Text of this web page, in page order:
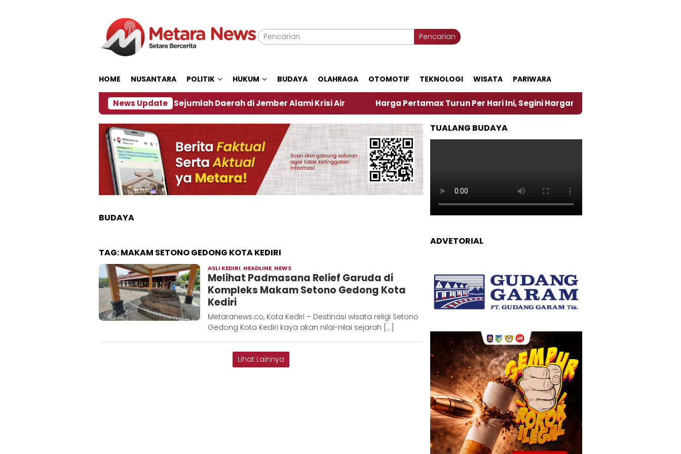
Pencarian
HOME NUSANTARA POLITIK HUKUM BUDAYA OLAHRAGA OTOMOTIF TEKNOLOGI WISATA PARIWARA
News Update
Dampak El Nino, Sejumlah Daerah di Jember Alami Krisi Air Harga Pertamax Turun Per Hari Ini, Segini Harganya ‎Nasirun Maestro Lukis
BUDAYA
TAG:MAKAM SETONO GEDONG KOTA KEDIRI
ASLI KEDIRI, HEADLINE, NEWS
Hadi
Melihat Padmasana Relief Garuda di
Kompleks Makam Setono Gedong Kota
Kediri
Metaranews.co, Kota Kediri – Destinasi wisata religi Setono
Gedong Kota Kediri kaya akan nilai-nilai sejarah […]
Lihat Lainnya
TUALANG BUDAYA
ADVETORIAL